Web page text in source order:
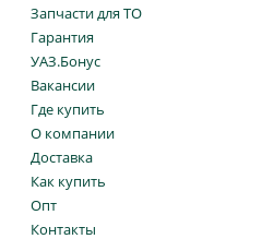
Запчасти для ТО
Гарантия
УАЗ.Бонус
Вакансии
Где купить
О компании
Доставка
Как купить
Опт
Контакты